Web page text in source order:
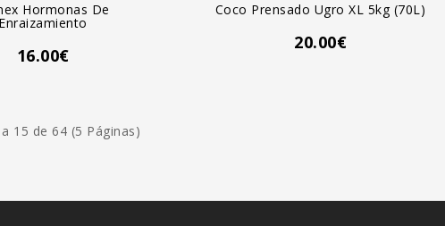
Hormonas De
16.00€
Coco Prensado Ugro XL 5kg (70L)
20.00€
15 de 64 (5 Páginas)